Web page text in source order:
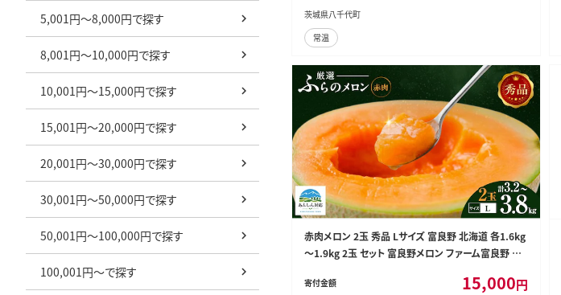
5,001円～8,000円で探す
8,001円～10,000円で探す
10,001円～15,000円で探す
15,001円～20,000円で探す
20,001円～30,000円で探す
30,001円～50,000円で探す
50,001円～100,000円で探す
100,001円～で探す
茨城県八千代町
常温
赤肉メロン 2玉 秀品 Lサイズ 富良野 北海道 各1.6kg
～1.9kg 2玉 セット 富良野メロン ファーム富良野 メ
北海道上富良野町
寄付金額 15,000円